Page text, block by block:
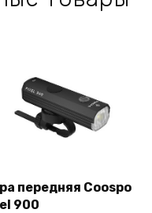
передняя Coospo
900